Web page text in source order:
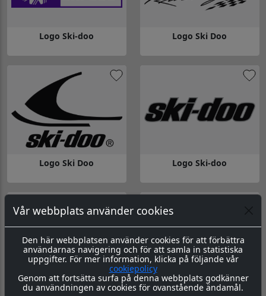
Vår webbplats använder cookies
Den här webbplatsen använder cookies för att förbättra
användarnas navigering och för att samla in statistiska
uppgifter. För mer information, klicka på följande vår
cookiepolicy
Genom att fortsätta surfa på denna webbplats godkänner
du användningen av cookies för ovanstående ändamål.
Logo Ski-doo Logo Ski Doo
Logo Ski Doo Logo Ski-doo
Logo Ski-doo mach z Logo Ski-doo